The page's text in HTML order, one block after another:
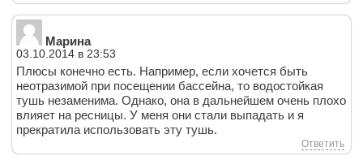
Марина
03.10.2014 в 23:53
Плюсы конечно есть. Например, если хочется быть
неотразимой при посещении бассейна, то водостойкая
тушь незаменима. Однако, она в дальнейшем очень плохо
влияет на ресницы. У меня они стали выпадать и я
прекратила использовать эту тушь.
Ответить